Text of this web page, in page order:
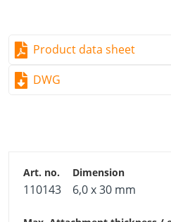
Product data sheet
DWG
110143 6,0 x 30 mm